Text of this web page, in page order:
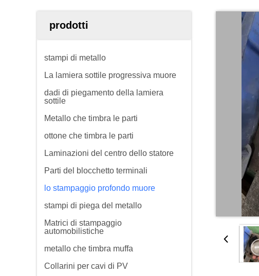
prodotti
stampi di metallo
La lamiera sottile progressiva muore
dadi di piegamento della lamiera
sottile
Metallo che timbra le parti
ottone che timbra le parti
Laminazioni del centro dello statore
Parti del blocchetto terminali
lo stampaggio profondo muore
stampi di piega del metallo
Matrici di stampaggio
automobilistiche
metallo che timbra muffa
Collarini per cavi di PV